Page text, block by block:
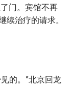
门。宾馆不再
续治疗的请求。
的。”北京回龙